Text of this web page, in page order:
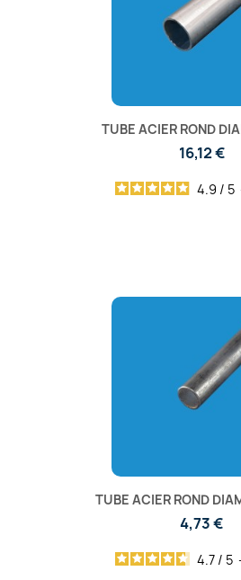
TUBE ACIER ROND
16,12 €
4.9 / 5
TUBE ACIER ROND
4,73 €
4.7 / 5